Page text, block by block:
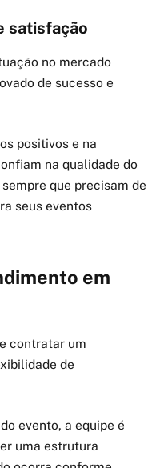
satisfação
no mercado
de sucesso e
positivos e na
na qualidade do
que precisam de
seus eventos
em
contratar um
de
evento, a equipe é
uma estrutura